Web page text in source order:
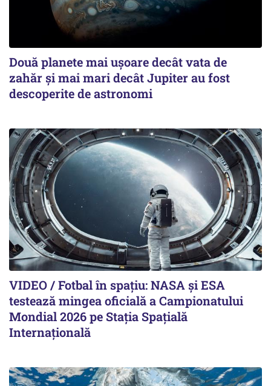
Două planete mai ușoare decât vata de
zahăr și mai mari decât Jupiter au fost
descoperite de astronomi
VIDEO / Fotbal în spațiu: NASA și ESA
testează mingea oficială a Campionatului
Mondial 2026 pe Staţia Spaţială
Internaţională